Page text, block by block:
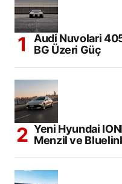
Audi Nuvolari
BG Üzeri Güç
Yeni Hyundai
Menzil ve